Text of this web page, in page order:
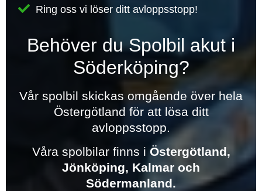
Ring oss vi löser ditt avloppsstopp!
Behöver du Spolbil akut i
Söderköping?
Vår spolbil skickas omgående över hela
Östergötland för att lösa ditt
avloppsstopp.
Våra spolbilar finns i Östergötland,
Jönköping, Kalmar och
Södermanland.